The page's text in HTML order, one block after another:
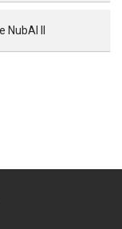
II